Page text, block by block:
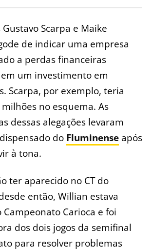
Scarpa e Maike
de indicar uma empresa
a perdas financeiras
um investimento em
Scarpa, por exemplo, teria
no esquema. As
dessas alegações levaram
do Fluminense após
à tona.
ter aparecido no CT do
então, Willian estava
Carioca e foi
dos dois jogos da semifinal
para resolver problemas